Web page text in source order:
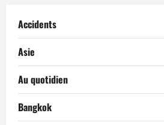
Accidents
Asie
Au quotidien
Bangkok